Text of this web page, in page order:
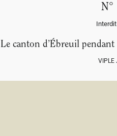
N°
Le canton d’Ébreuil
VIPLE